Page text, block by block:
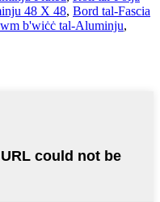
48 X 48, Bord tal-Fascia
b'wiċċ tal-Aluminju,